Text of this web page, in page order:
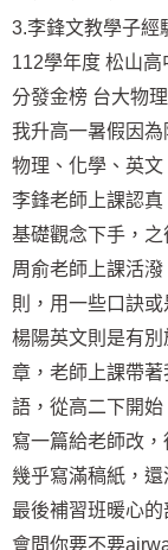
3.李鋒文教學子經
112學年度 松山高
分發金榜 台大物理
我升高一暑假因
物理、化學、英文
李鋒老師上課認
基礎觀念下手，之
周俞老師上課活
則，用一些口訣
楊陽英文則是有
章，老師上課帶
語，從高二下開始
寫一篇給老師改
幾乎寫滿稿紙，還
最後補習班暖心
會問你要不要